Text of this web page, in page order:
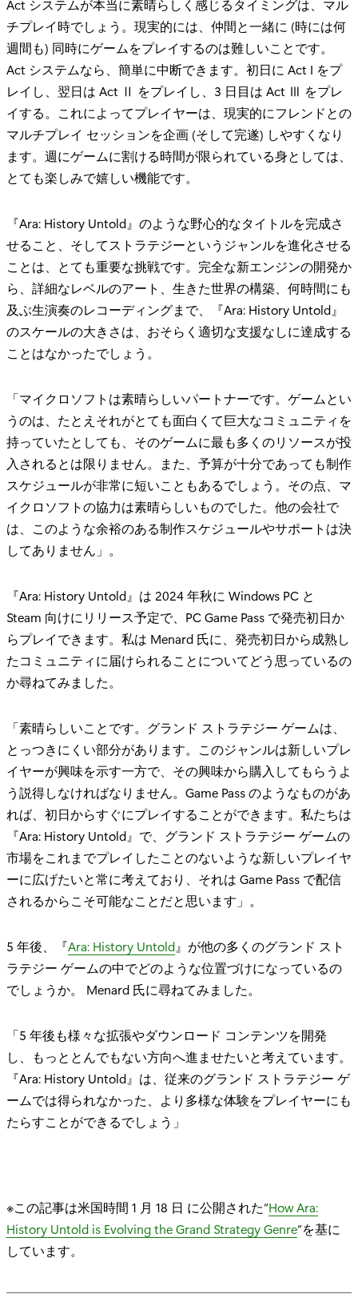
Act システムが本当に素晴らしく感じるタイミングは、マル
チプレイ時でしょう。現実的には、仲間と一緒に (時には何
週間も) 同時にゲームをプレイするのは難しいことです。
Act システムなら、簡単に中断できます。初日に Act I をプ
レイし、翌日は Act Ⅱ をプレイし、3 日目は Act Ⅲ をプレ
イする。これによってプレイヤーは、現実的にフレンドとの
マルチプレイ セッションを企画 (そして完遂) しやすくなり
ます。週にゲームに割ける時間が限られている身としては、
とても楽しみで嬉しい機能です。
『Ara: History Untold』のような野心的なタイトルを完成さ
せること、そしてストラテジーというジャンルを進化させる
ことは、とても重要な挑戦です。完全な新エンジンの開発か
ら、詳細なレベルのアート、生きた世界の構築、何時間にも
及ぶ生演奏のレコーディングまで、『Ara: History Untold』
のスケールの大きさは、おそらく適切な支援なしに達成する
ことはなかったでしょう。
「マイクロソフトは素晴らしいパートナーです。ゲームとい
うのは、たとえそれがとても面白くて巨大なコミュニティを
持っていたとしても、そのゲームに最も多くのリソースが投
入されるとは限りません。また、予算が十分であっても制作
スケジュールが非常に短いこともあるでしょう。その点、マ
イクロソフトの協力は素晴らしいものでした。他の会社で
は、このような余裕のある制作スケジュールやサポートは決
してありません」。
『Ara: History Untold』は 2024 年秋に Windows PC と
Steam 向けにリリース予定で、PC Game Pass で発売初日か
らプレイできます。私は Menard 氏に、発売初日から成熟し
たコミュニティに届けられることについてどう思っているの
か尋ねてみました。
「素晴らしいことです。グランド ストラテジー ゲームは、
とっつきにくい部分があります。このジャンルは新しいプレ
イヤーが興味を示す一方で、その興味から購入してもらうよ
う説得しなければなりません。Game Pass のようなものがあ
れば、初日からすぐにプレイすることができます。私たちは
『Ara: History Untold』で、グランド ストラテジー ゲームの
市場をこれまでプレイしたことのないような新しいプレイヤ
ーに広げたいと常に考えており、それは Game Pass で配信
されるからこそ可能なことだと思います」。
5 年後、『Ara: History Untold』が他の多くのグランド スト
ラテジー ゲームの中でどのような位置づけになっているの
でしょうか。 Menard 氏に尋ねてみました。
「5 年後も様々な拡張やダウンロード コンテンツを開発
し、もっととんでもない方向へ進ませたいと考えています。
『Ara: History Untold』は、従来のグランド ストラテジー ゲ
ームでは得られなかった、より多様な体験をプレイヤーにも
たらすことができるでしょう」
※この記事は米国時間 1 月 18 日 に公開された“How Ara:
History Untold is Evolving the Grand Strategy Genre”を基に
しています。